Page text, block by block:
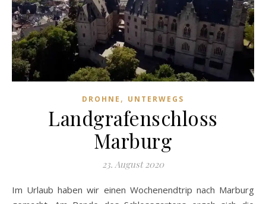
DROHNE , UNTERWEGS
Landgrafenschloss
Marburg
23. August 2020
Im Urlaub haben wir einen Wochenendtrip nach Marburg